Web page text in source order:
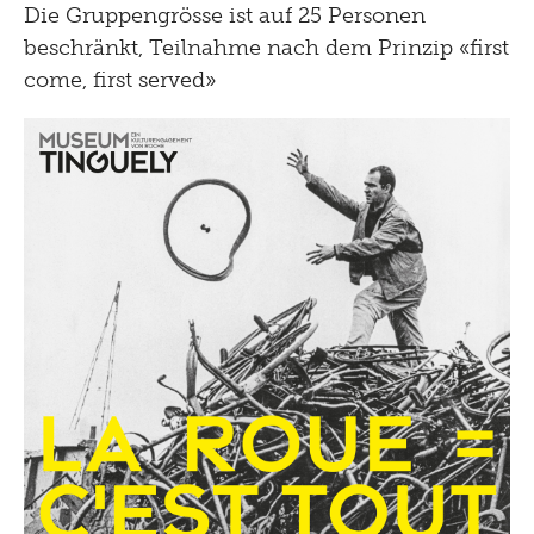
Die Gruppengrösse ist auf 25 Personen
beschränkt, Teilnahme nach dem Prinzip «first
come, first served»